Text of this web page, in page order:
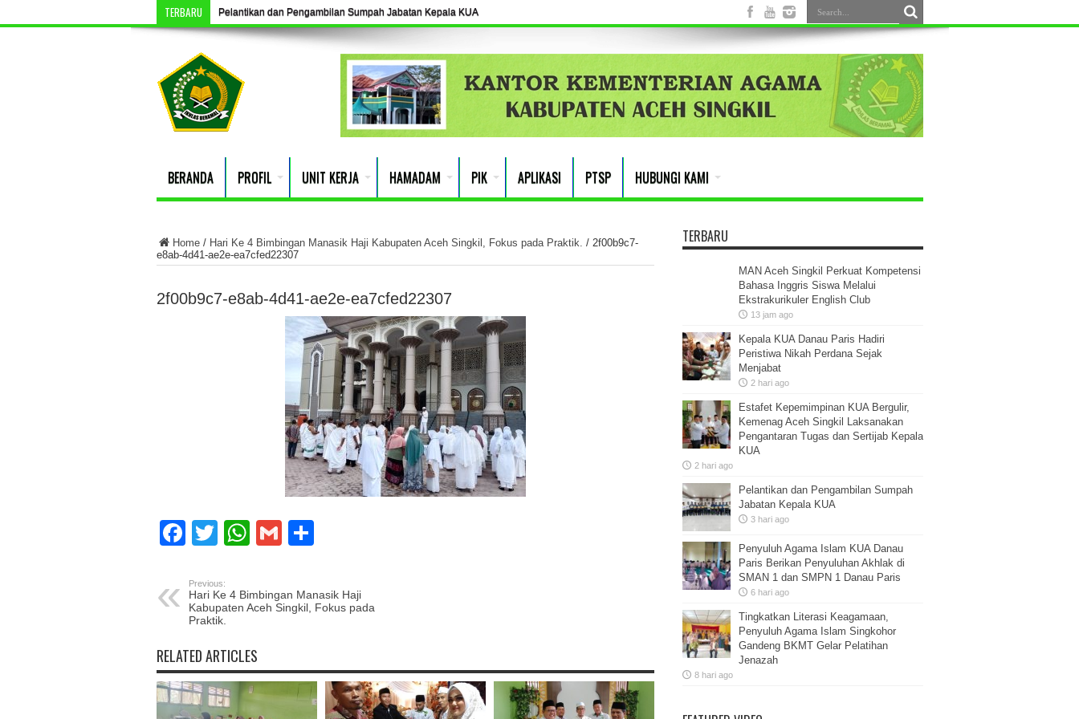
TERBARU Pelantikan dan Pengambilan Sumpah Jabatan Kepala KUA
BERANDA PROFIL UNIT KERJA HAMADAM PIK APLIKASI PTSP HUBUNGI KAMI
Home/ Hari Ke 4 Bimbingan Manasik Haji Kabupaten Aceh Singkil, Fokus pada Praktik. / 2f00b9c7-
e8ab-4d41-ae2e-ea7cfed22307
2f00b9c7-e8ab-4d41-ae2e-ea7cfed22307
Facebook
TwitterWhatsApp
Gmail
Previous:
Hari Ke 4 Bimbingan Manasik Haji
Kabupaten Aceh Singkil, Fokus pada
Praktik.
RELATED ARTICLES
TERBARU
MAN Aceh Singkil Perkuat Kompetensi
Bahasa Inggris Siswa Melalui
Ekstrakurikuler English Club
13 jam ago
Kepala KUA Danau Paris Hadiri
Peristiwa Nikah Perdana Sejak
Menjabat
2 hari ago
Estafet Kepemimpinan KUA Bergulir,
Kemenag Aceh Singkil Laksanakan
Pengantaran Tugas dan Sertijab Kepala
KUA
2 hari ago
Pelantikan dan Pengambilan Sumpah
Jabatan Kepala KUA
3 hari ago
Penyuluh Agama Islam KUA Danau
Paris Berikan Penyuluhan Akhlak di
SMAN 1 dan SMPN 1 Danau Paris
6 hari ago
Tingkatkan Literasi Keagamaan,
Penyuluh Agama Islam Singkohor
Gandeng BKMT Gelar Pelatihan
Jenazah
8 hari ago